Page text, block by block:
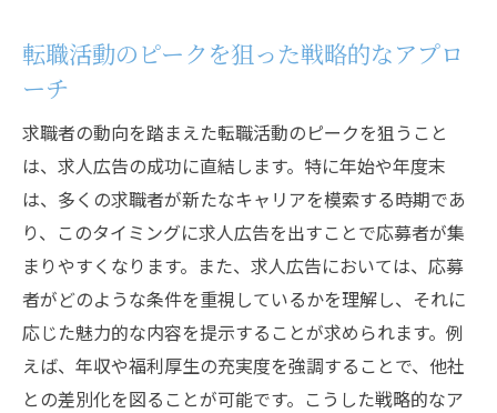
採用プロセスにおけるタイミングの重要性
求人広告の時期を見定めることで採用効率を向
上
効率的な採用活動を支えるタイミング戦略
応募者の質を上げるための広告時期調整
採用効率に直結する求人時期の見極め方
人材のミスマッチを防ぐための時期選定
広告の時期と面接プロセスの連携
柔軟な時期設定による採用活動の改善
転職活動のピークを狙った戦略的なアプロ
ーチ
求職者の動向を踏まえた転職活動のピークを狙うこと
は、求人広告の成功に直結します。特に年始や年度末
は、多くの求職者が新たなキャリアを模索する時期であ
り、このタイミングに求人広告を出すことで応募者が集
まりやすくなります。また、求人広告においては、応募
者がどのような条件を重視しているかを理解し、それに
応じた魅力的な内容を提示することが求められます。例
えば、年収や福利厚生の充実度を強調することで、他社
との差別化を図ることが可能です。こうした戦略的なア